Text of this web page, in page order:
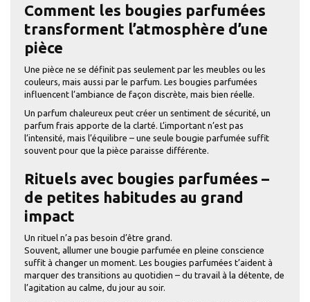
Comment les bougies parfumées
transforment l’atmosphère d’une
pièce
Une pièce ne se définit pas seulement par les meubles ou les
couleurs, mais aussi par le parfum. Les bougies parfumées
influencent l’ambiance de façon discrète, mais bien réelle.
Un parfum chaleureux peut créer un sentiment de sécurité, un
parfum frais apporte de la clarté. L’important n’est pas
l’intensité, mais l’équilibre – une seule bougie parfumée suffit
souvent pour que la pièce paraisse différente.
Rituels avec bougies parfumées –
de petites habitudes au grand
impact
Un rituel n’a pas besoin d’être grand.
Souvent, allumer une bougie parfumée en pleine conscience
suffit à changer un moment. Les bougies parfumées t’aident à
marquer des transitions au quotidien – du travail à la détente, de
l’agitation au calme, du jour au soir.